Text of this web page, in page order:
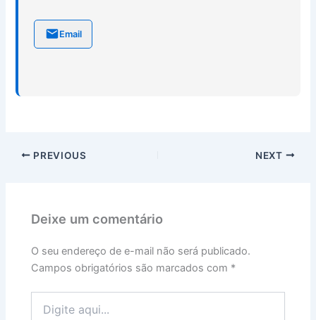
Email
PREVIOUS NEXT
Deixe um comentário
O seu endereço de e-mail não será publicado.
Campos obrigatórios são marcados com *
aqui...